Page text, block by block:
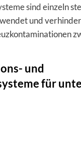
sind einzeln
und
und
für